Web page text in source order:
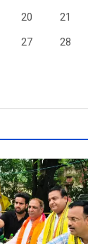
20 21
27 28